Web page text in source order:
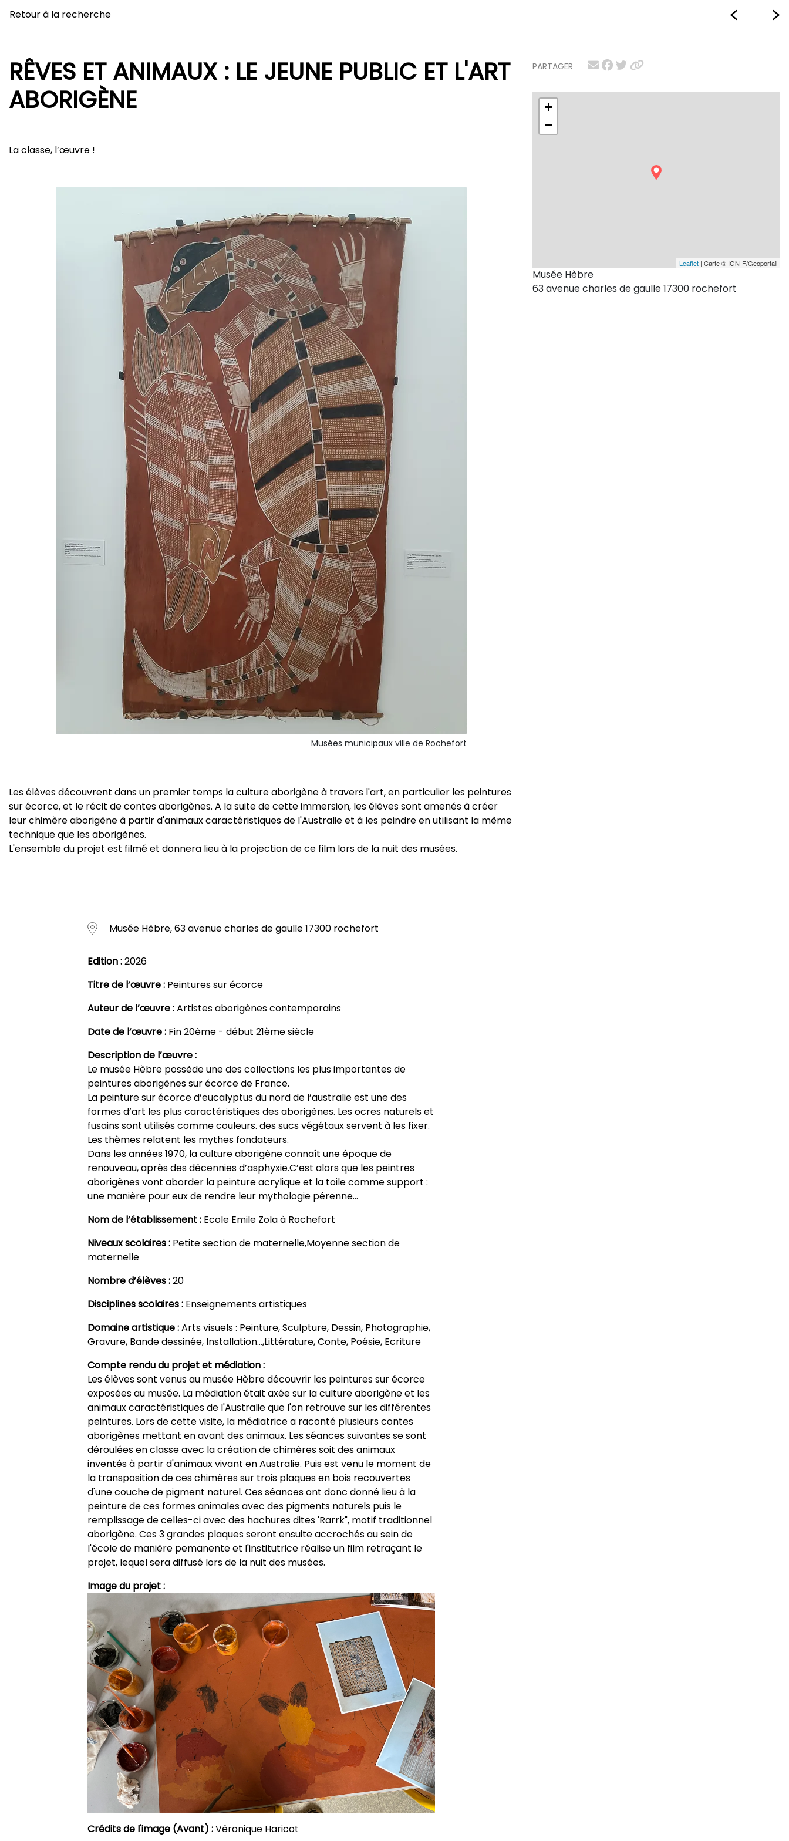
Retour à la recherche
PARTAGER
+
−
Leaflet | Carte © IGN-F/Geoportail
Musée Hèbre
63 avenue charles de gaulle 17300 rochefort
RÊVES ET ANIMAUX : LE JEUNE PUBLIC ET L'ART
ABORIGÈNE
La classe, l’œuvre !
Musées municipaux ville de Rochefort
Les élèves découvrent dans un premier temps la culture aborigène à travers l'art, en particulier les peintures
sur écorce, et le récit de contes aborigènes. A la suite de cette immersion, les élèves sont amenés à créer
leur chimère aborigène à partir d'animaux caractéristiques de l'Australie et à les peindre en utilisant la même
technique que les aborigènes.
L'ensemble du projet est filmé et donnera lieu à la projection de ce film lors de la nuit des musées.
Musée Hèbre, 63 avenue charles de gaulle 17300 rochefort
Edition :2026
Titre de l’œuvre : Peintures sur écorce
Auteur de l’œuvre :Artistes aborigènes contemporains
Date de l’œuvre : Fin 20ème - début 21ème siècle
Description de l’œuvre :
Le musée Hèbre possède une des collections les plus importantes de
peintures aborigènes sur écorce de France.
La peinture sur écorce d’eucalyptus du nord de l’australie est une des
formes d’art les plus caractéristiques des aborigènes. Les ocres naturels et
fusains sont utilisés comme couleurs. des sucs végétaux servent à les fixer.
Les thèmes relatent les mythes fondateurs.
Dans les années 1970, la culture aborigène connaît une époque de
renouveau, après des décennies d’asphyxie.C’est alors que les peintres
aborigènes vont aborder la peinture acrylique et la toile comme support :
une manière pour eux de rendre leur mythologie pérenne…
Nom de l’établissement : Ecole Emile Zola à Rochefort
Niveaux scolaires : Petite section de maternelle,Moyenne section de
maternelle
Nombre d’élèves :20
Disciplines scolaires : Enseignements artistiques
Domaine artistique :Arts visuels : Peinture, Sculpture, Dessin, Photographie,
Gravure, Bande dessinée, Installation…,Littérature, Conte, Poésie, Ecriture
Compte rendu du projet et médiation :
Les élèves sont venus au musée Hèbre découvrir les peintures sur écorce
exposées au musée. La médiation était axée sur la culture aborigène et les
animaux caractéristiques de l'Australie que l'on retrouve sur les différentes
peintures. Lors de cette visite, la médiatrice a raconté plusieurs contes
aborigènes mettant en avant des animaux. Les séances suivantes se sont
déroulées en classe avec la création de chimères soit des animaux
inventés à partir d'animaux vivant en Australie. Puis est venu le moment de
la transposition de ces chimères sur trois plaques en bois recouvertes
d'une couche de pigment naturel. Ces séances ont donc donné lieu à la
peinture de ces formes animales avec des pigments naturels puis le
remplissage de celles-ci avec des hachures dites 'Rarrk", motif traditionnel
aborigène. Ces 3 grandes plaques seront ensuite accrochés au sein de
l'école de manière pemanente et l'institutrice réalise un film retraçant le
projet, lequel sera diffusé lors de la nuit des musées.
Image du projet :
Crédits de l'image (Avant) :Véronique Haricot